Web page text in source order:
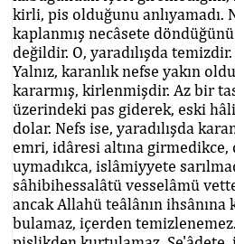
kirli, pis olduğunu anlıyamadı.
kaplanmış necâsete
değildir. O, yaradılışda
Yalnız, karanlık nefse yakın
kararmış, kirlenmişdir. Az bir
üzerindeki pas giderek, eski
dolar. Nefs ise, yaradılışda
emri, idâresi altına
uymadıkca, islâmiyyete
sâhibihessalâtü vesselâmü
ancak Allahü teâlânın ihsânına
bulamaz, içerden temizlenemez.